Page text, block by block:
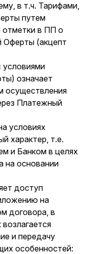
в т.ч. Тарифами,
путем
отметки в ПП о
Оферты (акцепт
условиями
означает
осуществления
Платежный
условиях
характер, т.е.
и Банком в целях
на основании
доступ
на
договора, в
и передачу
особенностей: